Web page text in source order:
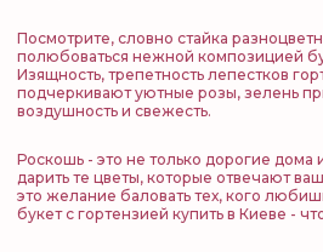
Посмотрите, словно стайка
полюбоваться нежной композицией
Изящность, трепетность лепестков
подчеркивают уютные розы, зелень
воздушность и свежесть.
Роскошь - это не только дорогие дома
дарить те цветы, которые отвечают
это желание баловать тех, кого
букет с гортензией купить в Киеве -